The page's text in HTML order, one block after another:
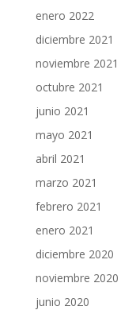
enero 2022
diciembre 2021
noviembre 2021
octubre 2021
junio 2021
mayo 2021
abril 2021
marzo 2021
febrero 2021
enero 2021
diciembre 2020
noviembre 2020
junio 2020